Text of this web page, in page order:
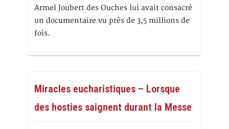
Armel Joubert des Ouches lui avait consacré
un documentaire vu près de 3,5 millions de
fois.
Miracles eucharistiques – Lorsque
des hosties saignent durant la Messe